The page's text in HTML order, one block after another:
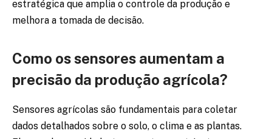
estratégica que amplia o controle da produção e
melhora a tomada de decisão.
Como os sensores aumentam a
precisão da produção agrícola?
Sensores agrícolas são fundamentais para coletar
dados detalhados sobre o solo, o clima e as plantas.